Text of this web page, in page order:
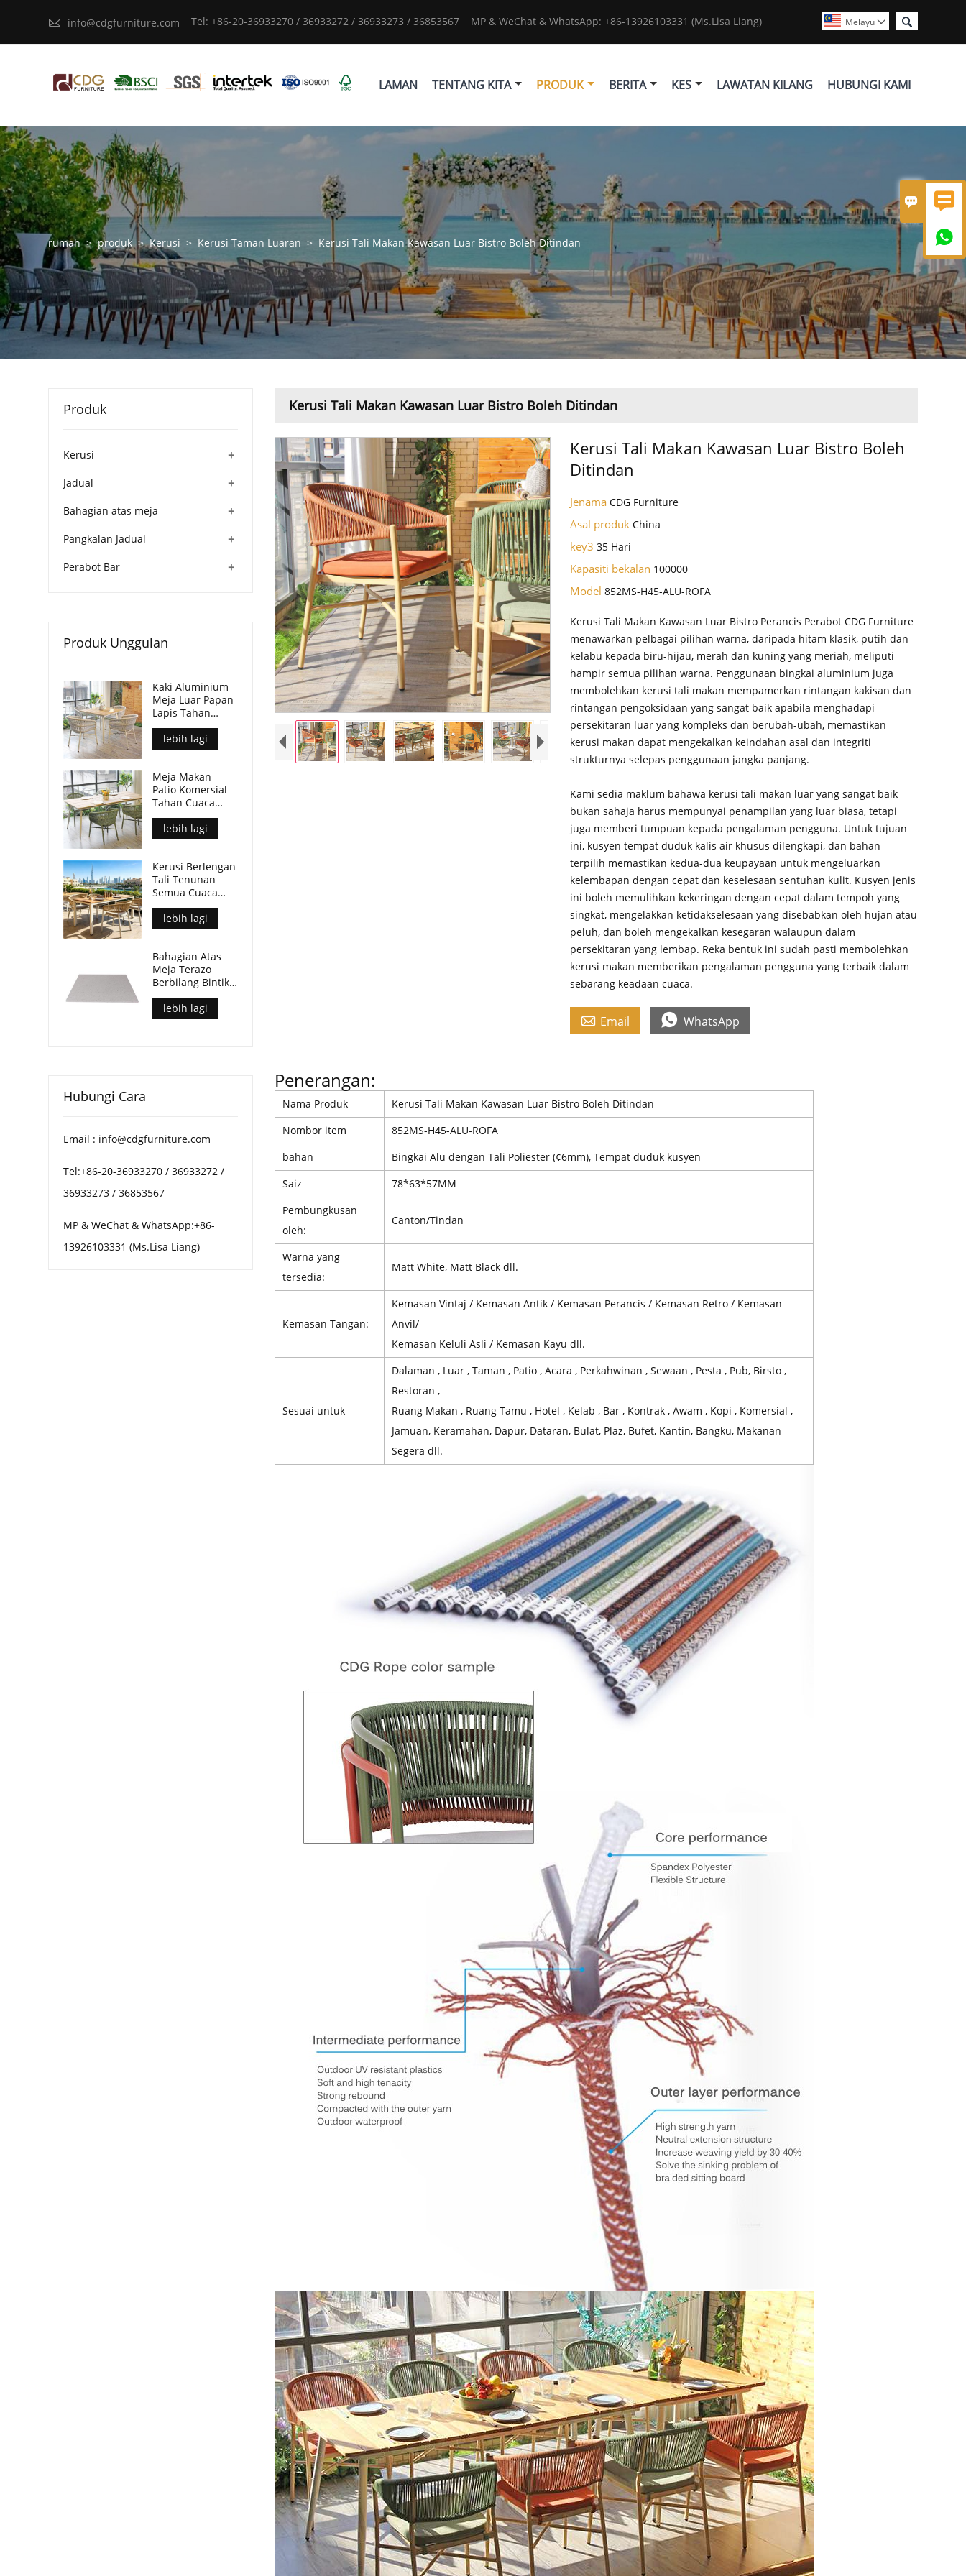
 

 info@cdgfurniture.com Tel: +86-20-36933270 / 36933272 / 36933273 / 36853567 MP & WeChat & WhatsApp: +86-13926103331 (Ms.Lisa Liang) 
Melayu 
LAMAN TENTANG KITA PRODUK BERITA KES LAWATAN KILANG HUBUNGI KAMI
rumah > produk > Kerusi > Kerusi Taman Luaran > Kerusi Tali Makan Kawasan Luar Bistro Boleh Ditindan
Kerusi Tali Makan Kawasan Luar Bistro Boleh Ditindan
Kerusi Tali Makan Kawasan Luar Bistro Boleh
Ditindan
JenamaCDG Furniture
Asal produkChina
key335 Hari
Kapasiti bekalan 100000
Model852MS-H45-ALU-ROFA
Kerusi Tali Makan Kawasan Luar Bistro Perancis Perabot CDG Furniture
menawarkan pelbagai pilihan warna, daripada hitam klasik, putih dan
kelabu kepada biru-hijau, merah dan kuning yang meriah, meliputi
hampir semua pilihan warna. Penggunaan bingkai aluminium juga
membolehkan kerusi tali makan mempamerkan rintangan kakisan dan
rintangan pengoksidaan yang sangat baik apabila menghadapi
persekitaran luar yang kompleks dan berubah-ubah, memastikan
kerusi makan dapat mengekalkan keindahan asal dan integriti
strukturnya selepas penggunaan jangka panjang.
Kami sedia maklum bahawa kerusi tali makan luar yang sangat baik
bukan sahaja harus mempunyai penampilan yang luar biasa, tetapi
juga memberi tumpuan kepada pengalaman pengguna. Untuk tujuan
ini, kusyen tempat duduk kalis air khusus dilengkapi, dan bahan
terpilih memastikan kedua-dua keupayaan untuk mengeluarkan
kelembapan dengan cepat dan keselesaan sentuhan kulit. Kusyen jenis
ini boleh memulihkan kekeringan dengan cepat dalam tempoh yang
singkat, mengelakkan ketidakselesaan yang disebabkan oleh hujan atau
peluh, dan boleh mengekalkan kesegaran walaupun dalam
persekitaran yang lembap. Reka bentuk ini sudah pasti membolehkan
kerusi makan memberikan pengalaman pengguna yang terbaik dalam
sebarang keadaan cuaca.
 Email  WhatsApp
Penerangan:
Nama Produk
Kerusi Tali Makan Kawasan Luar Bistro Boleh Ditindan
Nombor item
852MS-H45-ALU-ROFA
bahan
Bingkai Alu dengan Tali Poliester (¢6mm), Tempat duduk kusyen
Saiz
78*63*57MM
Pembungkusan
oleh:
Canton/Tindan
Warna yang
tersedia:
Matt White, Matt Black dll.
Kemasan Tangan:
Kemasan Vintaj / Kemasan Antik / Kemasan Perancis / Kemasan Retro / Kemasan
Anvil/
Kemasan Keluli Asli / Kemasan Kayu dll.
Sesuai untuk
Dalaman , Luar , Taman , Patio , Acara , Perkahwinan , Sewaan , Pesta , Pub, Birsto ,
Restoran ,
Ruang Makan , Ruang Tamu , Hotel , Kelab , Bar , Kontrak , Awam , Kopi , Komersial ,
Jamuan, Keramahan, Dapur, Dataran, Bulat, Plaz, Bufet, Kantin, Bangku, Makanan
Segera dll.
Produk
+
Kerusi
+
Jadual
+
Bahagian atas meja
+
Pangkalan Jadual
+
Perabot Bar
Produk Unggulan
Kaki Aluminium
Meja Luar Papan
Lapis Tahan
Lama Kalis Air
Untuk Tempat
Komersial
lebih lagi
Meja Makan
Patio Komersial
Tahan Cuaca
Kaki Aluminium
Atas Meja Papan
Lapis
lebih lagi
Kerusi Berlengan
Tali Tenunan
Semua Cuaca
Moden Untuk
Ruang Makan
Luar
lebih lagi
Bahagian Atas
Meja Terazo
Berbilang Bintik
Hiasan Untuk
Meja Kopi Patio
lebih lagi
Hubungi Cara
Email : info@cdgfurniture.com
Tel:+86-20-36933270 / 36933272 /
36933273 / 36853567
MP & WeChat & WhatsApp:+86-
13926103331 (Ms.Lisa Liang)